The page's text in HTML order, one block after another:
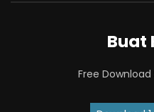
Buat
Free